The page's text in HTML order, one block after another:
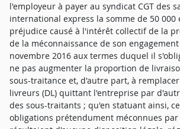
l'employeur à payer au syndicat CGT des
international express la somme de 50
préjudice causé à l'intérêt collectif de la
de la méconnaissance de son
novembre 2016 aux termes duquel il
ne pas augmenter la proportion de
sous-traitance et, d'autre part, à
livreurs (DL) quittant l'entreprise par
des sous-traitants ; qu'en statuant ainsi,
obligations prétendument méconnues